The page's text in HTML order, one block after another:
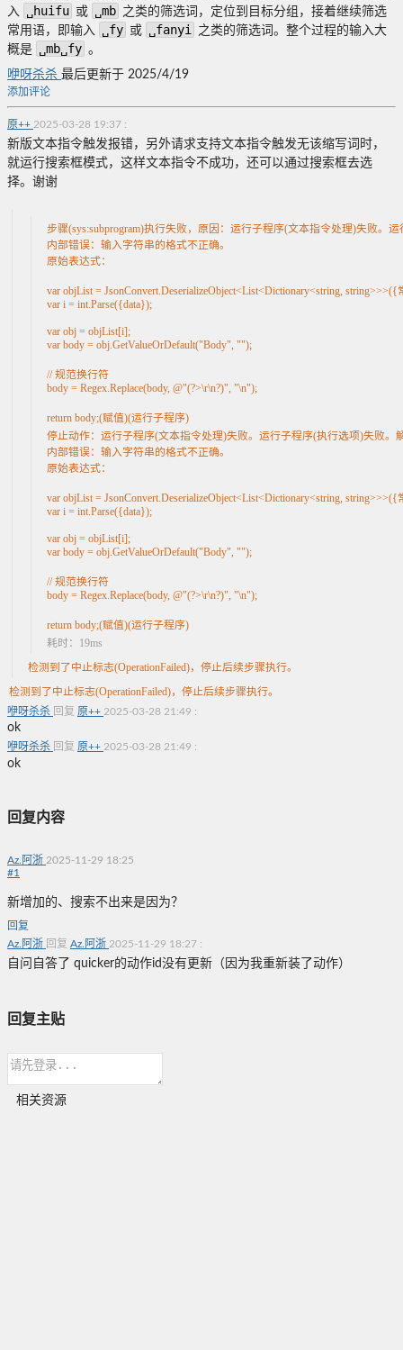
入
␣huifu 或 ␣mb 之类的筛选词，定位到目标分组，接着继续筛选
常用语，即输入
␣fy 或 ␣fanyi
之类的筛选词。整个过程的输入大
概是
␣mb␣fy 。
咿呀杀杀 最后更新于 2025/4/19
添加评论
原++ 2025-03-28 19:37 :
新版文本指令触发报错，另外请求支持文本指令触发无该缩写词时，
就运行搜索框模式，这样文本指令不成功，还可以通过搜索框去选
择。谢谢
步骤(sys:subprogram)执行失败，原因：运行子程序(文本指令处理)失败。
内部错误：输入字符串的格式不正确。
原始表达式：
var objList = JsonConvert.DeserializeObject<List<Dictionary<string,
var i = int.Parse({data});
var obj = objList[i];
var body = obj.GetValueOrDefault("Body", "");
// 规范换行符
body = Regex.Replace(body, @"(?>\r\n?)", "\n");
return body;(赋值)(运行子程序)
停止动作：运行子程序(文本指令处理)失败。运行子程序(执行选项)失败。
内部错误：输入字符串的格式不正确。
原始表达式：
var objList = JsonConvert.DeserializeObject<List<Dictionary<string,
var i = int.Parse({data});
var obj = objList[i];
var body = obj.GetValueOrDefault("Body", "");
// 规范换行符
body = Regex.Replace(body, @"(?>\r\n?)", "\n");
return body;(赋值)(运行子程序)
耗时：19ms
检测到了中止标志(OperationFailed)，停止后续步骤执行。
检测到了中止标志(OperationFailed)，停止后续步骤执行。
咿呀杀杀 回复 原++ 2025-03-28 21:49 :
ok
咿呀杀杀 回复 原++ 2025-03-28 21:49 :
ok
回复内容
Az.阿浙 2025-11-29 18:25
#1
新增加的、搜索不出来是因为？
回复
Az.阿浙 回复 Az.阿浙 2025-11-29 18:27 :
自问自答了 quicker的动作id没有更新（因为我重新装了动作）
回复主贴
相关资源